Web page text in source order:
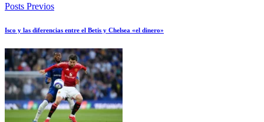
Posts Previos
Isco y las diferencias entre el Betis y Chelsea «el dinero»